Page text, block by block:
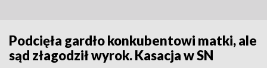
Podcięła gardło konkubentowi matki, ale
sąd złagodził wyrok. Kasacja w SN